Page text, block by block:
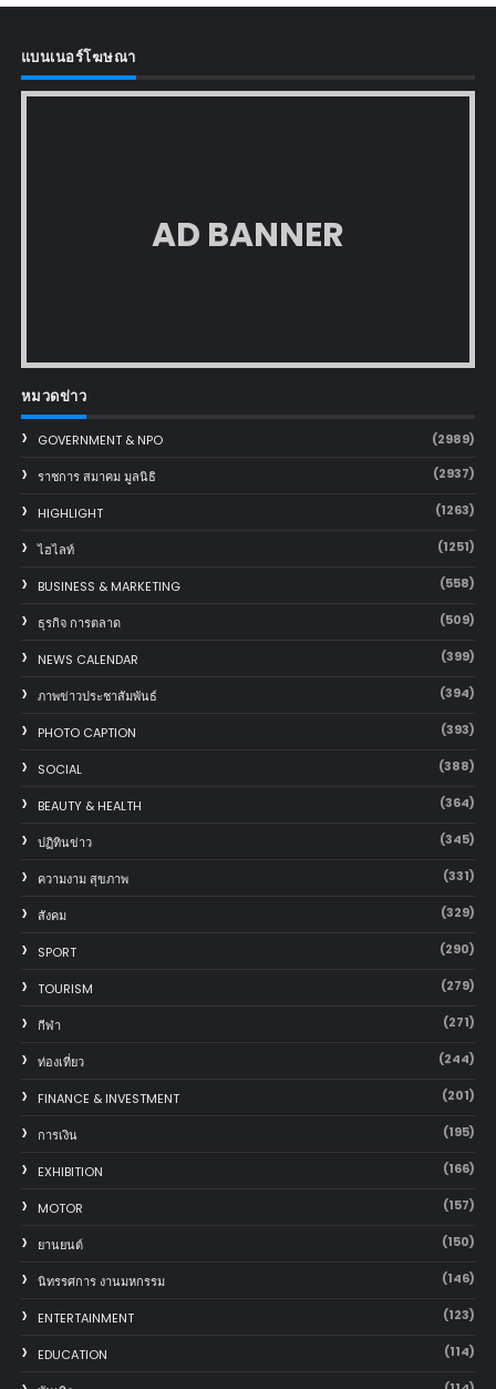
แบนเนอร์โฆษณา
AD BANNER
หมวดข่าว
GOVERNMENT & NPO (2989)
ราชการ สมาคม มูลนิธิ (2937)
HIGHLIGHT (1263)
ไฮไลท์ (1251)
BUSINESS & MARKETING (558)
ธุรกิจ การตลาด (509)
NEWS CALENDAR (399)
ภาพข่าวประชาสัมพันธ์ (394)
PHOTO CAPTION (393)
SOCIAL (388)
BEAUTY & HEALTH (364)
ปฏิทินข่าว (345)
ความงาม สุขภาพ (331)
สังคม (329)
SPORT (290)
TOURISM (279)
กีฬา (271)
ท่องเที่ยว (244)
FINANCE & INVESTMENT (201)
การเงิน (195)
EXHIBITION (166)
MOTOR (157)
‎ยานยนต์‎ (150)
นิทรรศการ งานมหกรรม (146)
ENTERTAINMENT (123)
EDUCATION (114)